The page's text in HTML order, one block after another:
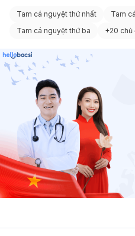
Tam cá nguyệt thứ nhất
Tam
Tam cá nguyệt thứ ba
+20 chủ